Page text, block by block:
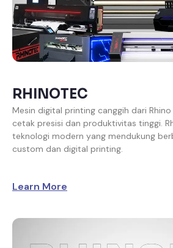
RHINOTEC
Mesin digital printing canggih dari
cetak presisi dan produktivitas tinggi.
teknologi modern yang mendukung
custom dan digital printing.
Learn More